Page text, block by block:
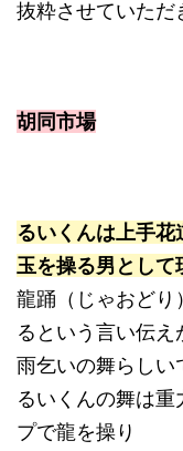
抜粋させていただ
胡同市場
るいくんは上手
玉を操る男として
龍踊（じゃおどり
るという言い伝え
雨乞いの舞らしい
るいくんの舞は
プで龍を操り